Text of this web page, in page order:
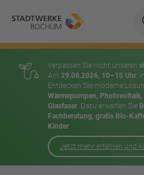
Verpassen Sie nicht unseren
Am 29.08.2026, 10–15 Uhr,
Entdecken Sie moderne
Wärmepumpen,
Glasfaser. Dazu erwarten Sie
Fachberatung, gratis Bio-
Kinder.
Jetzt mehr erfahren und
Hauptnavigation